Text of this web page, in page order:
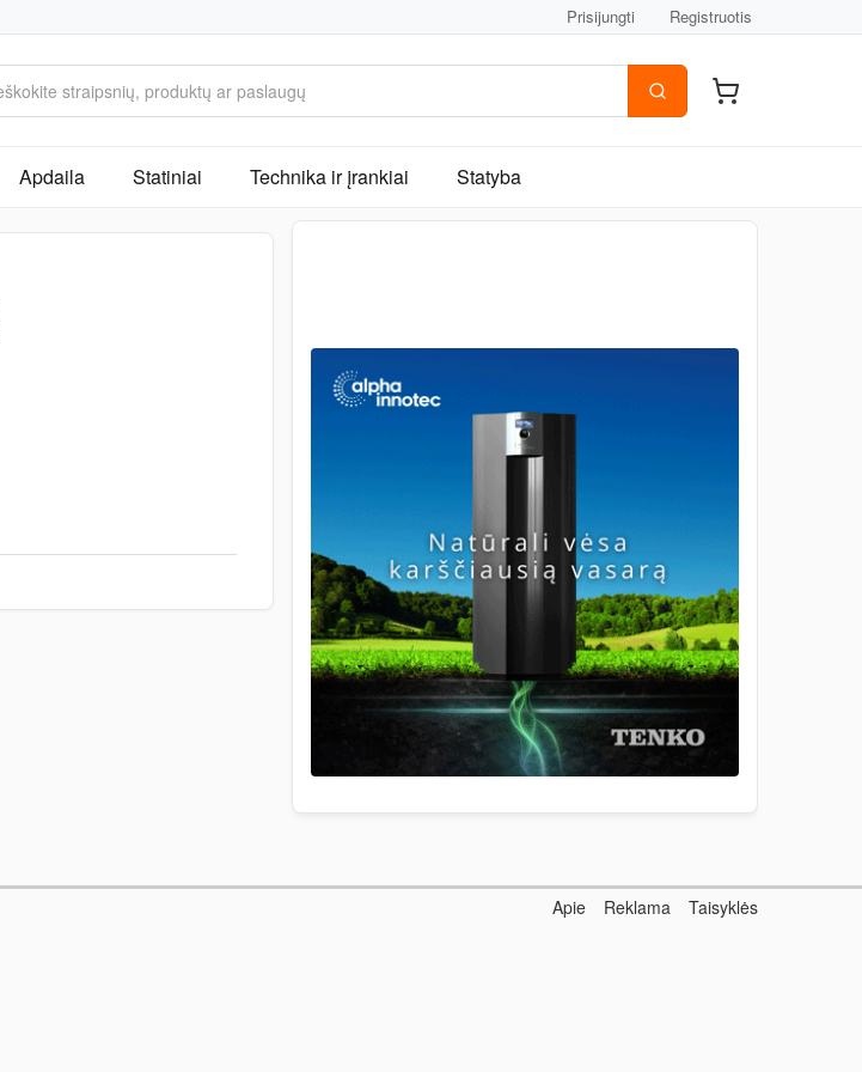
Prisijungti Registruotis
Apdaila Statiniai Technika ir įrankiai Statyba
Apie Reklama Taisyklės